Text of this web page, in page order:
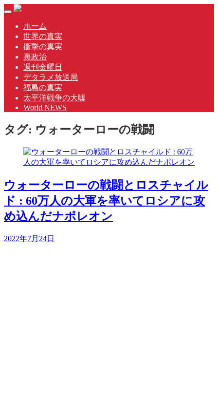
Skip
content
Toggle
navigationホーム
世界の真実
衝撃の真実
裏政治
週刊金曜日
デタラメ放送局
福島の真実
太平洋戦争の大嘘
World NEWS
タグ: ウォーターローの戦闘
ウォーターローの戦闘とロスチャイル
ド : 60万人の大軍を率いてロシアに攻
め込んだナポレオン
2022年7月24日